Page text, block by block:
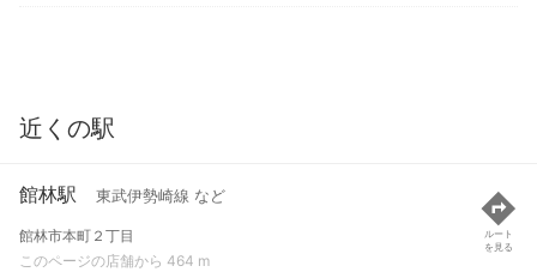
近くの駅
館林駅 東武伊勢崎線 など
館林市本町２丁目
このページの店舗から 464 m
ルート
を見る